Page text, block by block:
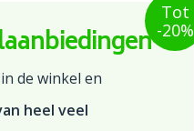
de winkel en
heel veel
Tot
-20%